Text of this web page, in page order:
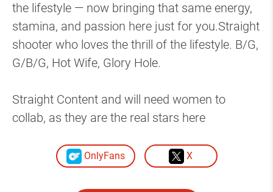
the lifestyle — now bringing that same energy,
stamina, and passion here just for you.Straight
shooter who loves the thrill of the lifestyle. B/G,
G/B/G, Hot Wife, Glory Hole.
Straight Content and will need women to
collab, as they are the real stars here
OnlyFans X